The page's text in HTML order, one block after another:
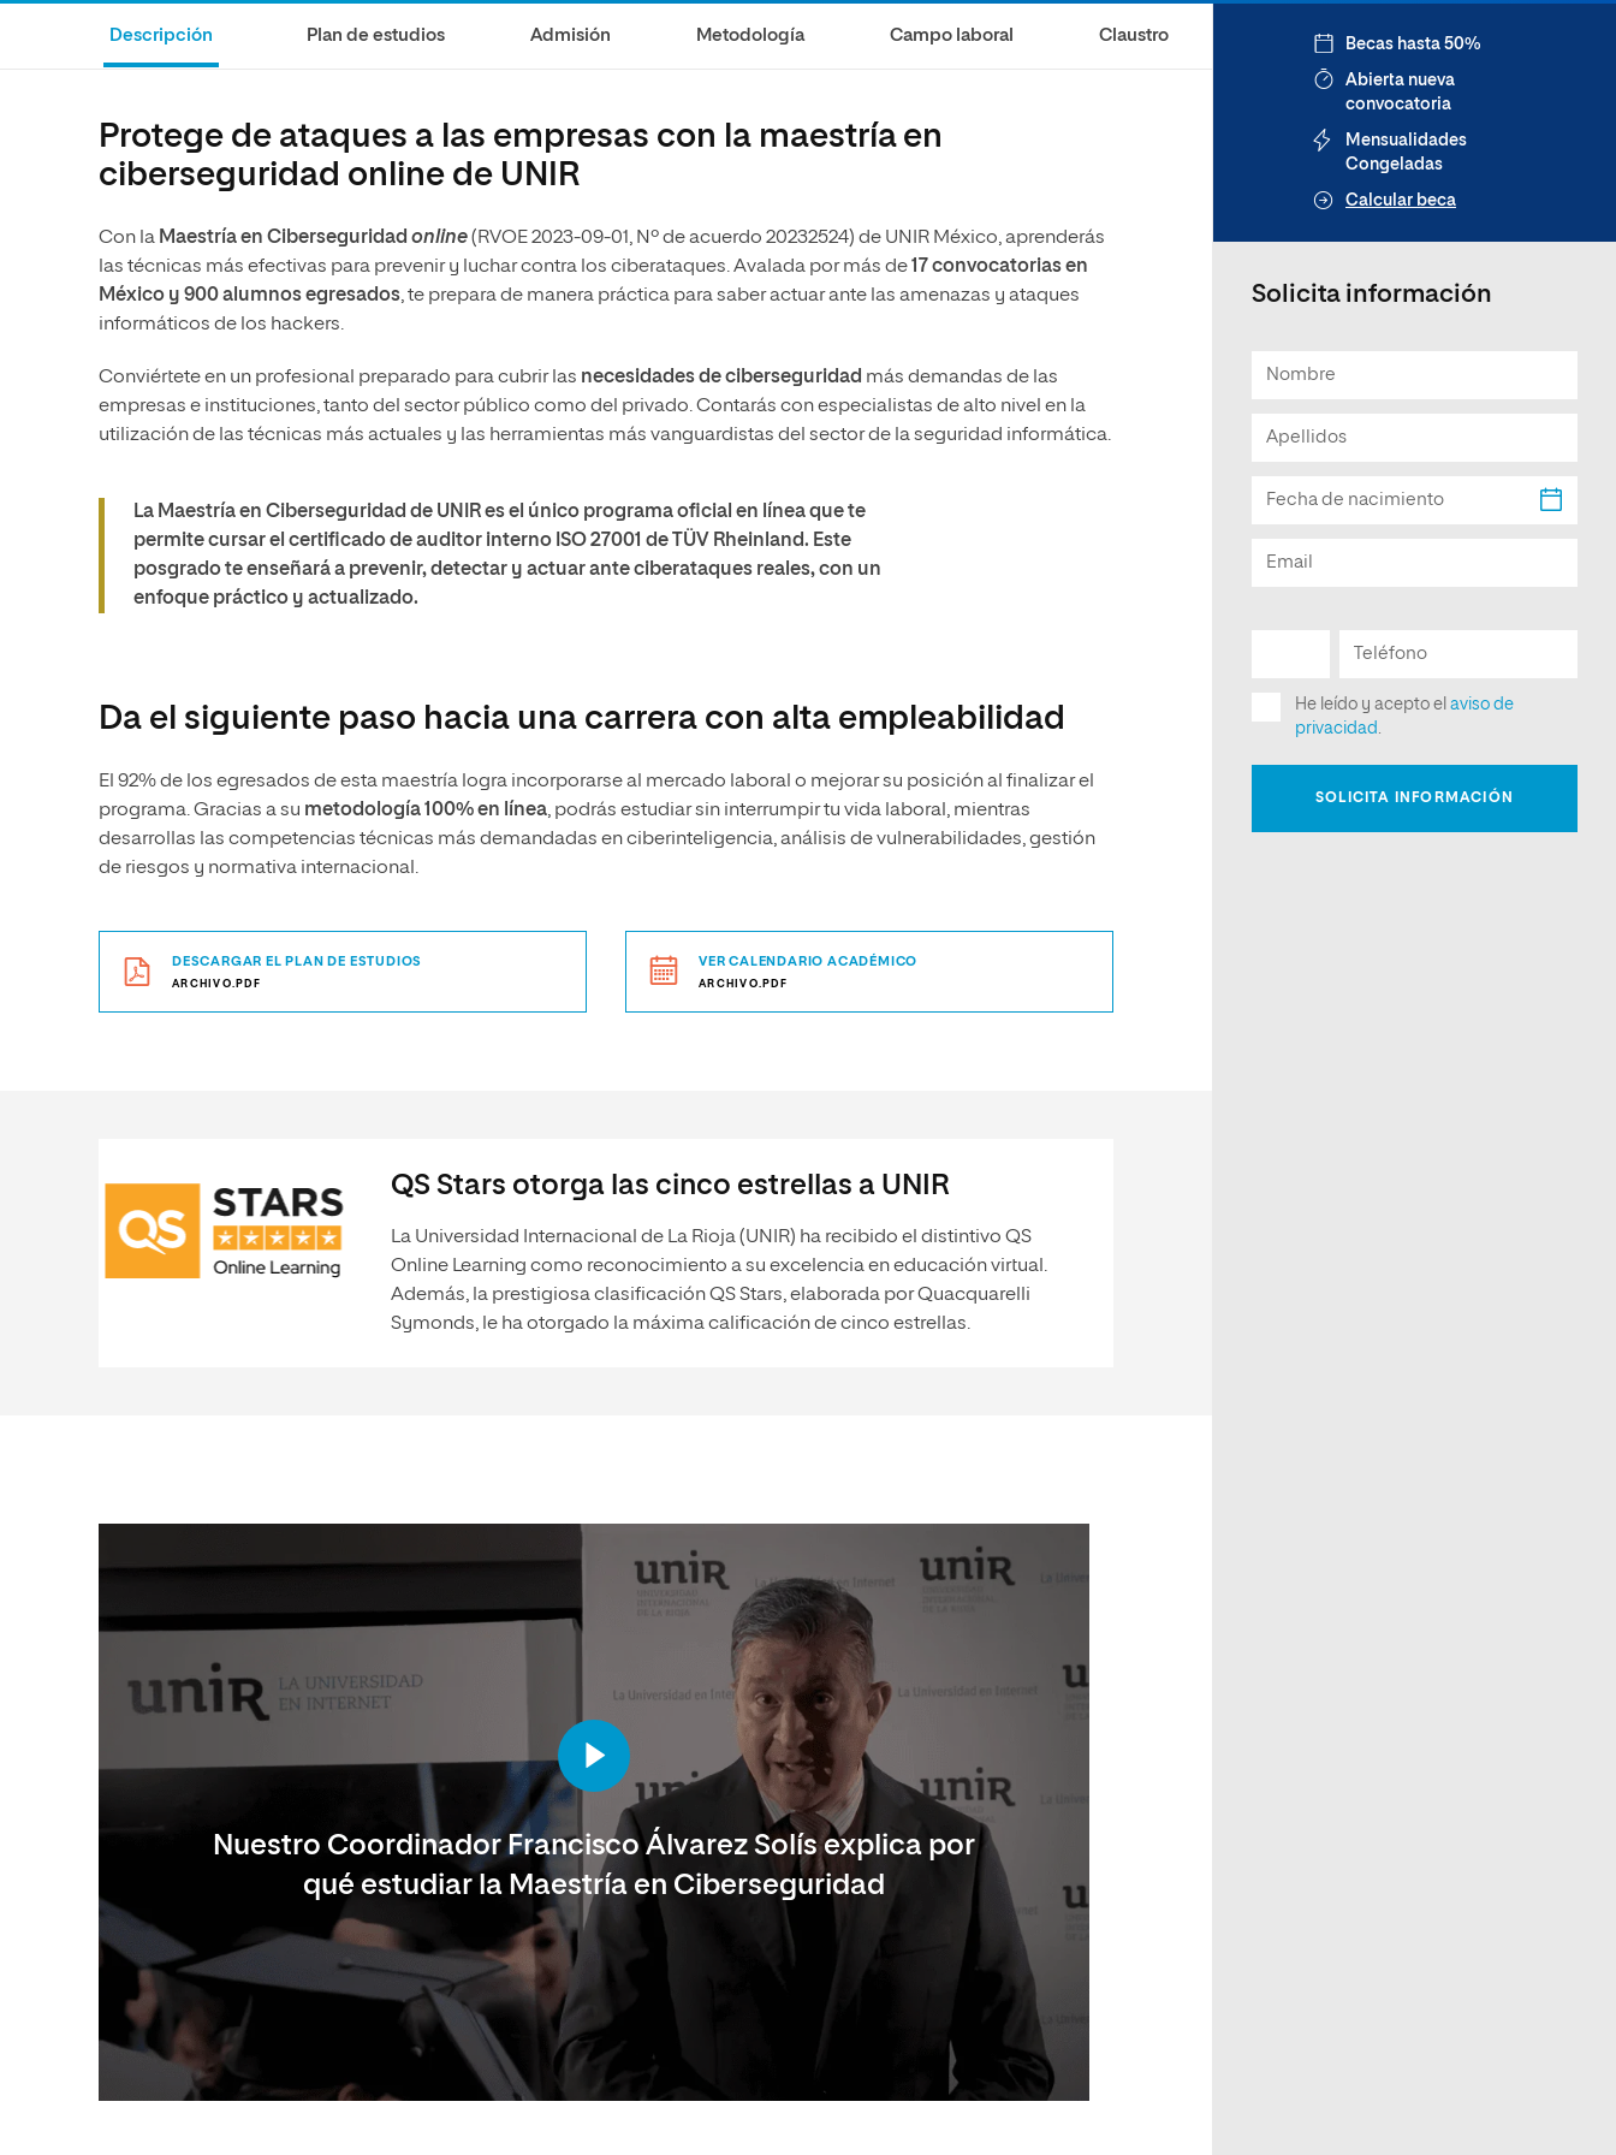
Comunicación y Mercadotecnia
Ciencias Políticas y Relaciones
Humanidades
Música
Ciencias Sociales
Ciencias Sociales
Música
Comunicación y Mercadotecnia
Economía y Negocios
Descripción Plan de estudios Admisión Metodología Campo laboral Claustro
Protege de ataques a las empresas con la maestría en
ciberseguridad online de UNIR
Con la Maestría en Ciberseguridad online(RVOE 2023-09-01, Nº de acuerdo 20232524) de UNIR México, aprenderás
las técnicas más efectivas para prevenir y luchar contra los ciberataques. Avalada por más de17 convocatorias en
México y 900 alumnos egresados, te prepara de manera práctica para saber actuar ante las amenazas y ataques
informáticos de los hackers.
Conviértete en un profesional preparado para cubrir las necesidades de ciberseguridad más demandas de las
empresas e instituciones, tanto del sector público como del privado. Contarás con especialistas de alto nivel en la
utilización de las técnicas más actuales y las herramientas más vanguardistas del sector de la seguridad informática.
La Maestría en Ciberseguridad de UNIR es el único programa oficial en línea que te
permite cursar el certificado de auditor interno ISO 27001 de TÜV Rheinland. Este
posgrado te enseñará a prevenir, detectar y actuarante ciberataques reales, con un
enfoque práctico y actualizado.
Da el siguiente paso hacia una carrera con alta empleabilidad
El 92% de los egresados de esta maestría logra incorporarse al mercado laboral o mejorar su posición al finalizar el
programa. Gracias a su metodología 100% en línea, podrás estudiar sin interrumpir tu vida laboral, mientras
desarrollas las competencias técnicas más demandadas en ciberinteligencia, análisis de vulnerabilidades, gestión
de riesgos y normativa internacional.
DESCARGAR EL PLAN DE ESTUDIOS
ARCHIVO.PDF
VER CALENDARIO ACADÉMICO
ARCHIVO.PDF
QS Stars otorga las cinco estrellas a UNIR
La Universidad Internacional de La Rioja (UNIR) ha recibido el distintivo QS
Online Learning como reconocimiento a su excelencia en educación virtual.
Además, la prestigiosa clasificación QS Stars, elaborada por Quacquarelli
Symonds, le ha otorgado la máxima calificación de cinco estrellas.
Nuestro Coordinador Francisco Álvarez Solís explica por
qué estudiar la Maestría en Ciberseguridad
Becas hasta 50%
Abierta nueva
convocatoria
Mensualidades
Congeladas
Calcular beca
Solicita información